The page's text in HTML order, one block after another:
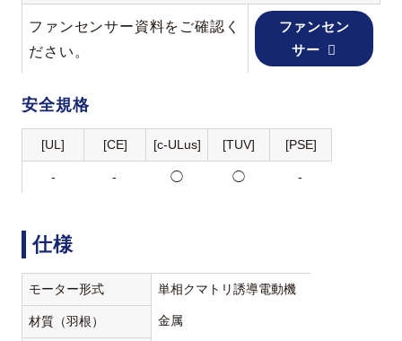
ファンセンサー資料をご確認く
ださい。
ファンセン
サー
安全規格
[UL] [CE] [c-ULus] [TUV] [PSE]
- - ◯ ◯ -
仕様
モーター形式 単相クマトリ誘導電動機
材質（羽根） 金属